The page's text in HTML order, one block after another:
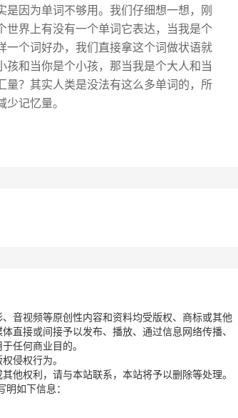
因为单词不够用。我们仔细想一想，刚
世界上有没有一个单词它表达，当我是个
一个词好办，我们直接拿这个词做状语就
和当你是个小孩，那当我是个大人和当
量？其实人类是没法有这么多单词的，所
记忆量。
音视频等原创性内容和资料均受版权、商标或其他
直接或间接予以发布、播放、通过信息网络传播、
任何商业目的。
侵权行为。
他权利，请与本站联系，本站将予以删除等处理。
如下信息：